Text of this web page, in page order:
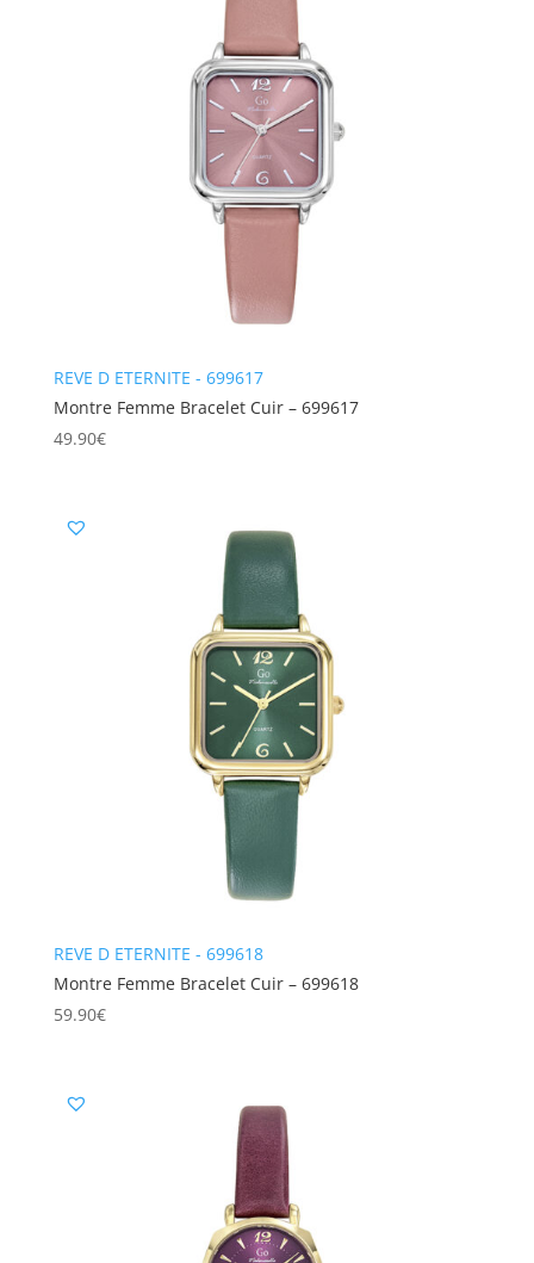
REVE D ETERNITE - 699617
Montre Femme Bracelet Cuir – 699617
49.90€
REVE D ETERNITE - 699618
Montre Femme Bracelet Cuir – 699618
59.90€